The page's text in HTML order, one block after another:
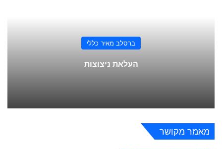
ברסלב מאיר כללי
העלאת ניצוצות
מאמר מקושר